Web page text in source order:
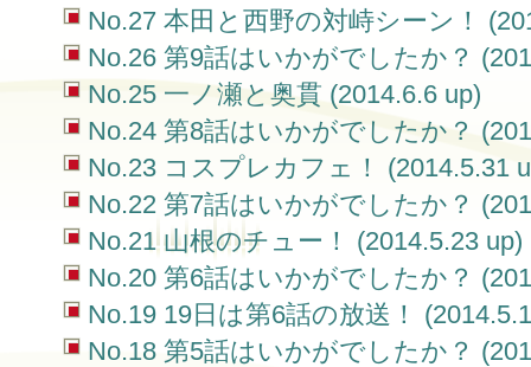
No.27 本田と西野の対峙シーン！
No.26 第9話はいかがでしたか？
No.25 一ノ瀬と奥貫 (2014.6.6 up)
No.24 第8話はいかがでしたか？
No.23 コスプレカフェ！ (2014.5.31
No.22 第7話はいかがでしたか？
No.21 山根のチュー！ (2014.5.23 up)
No.20 第6話はいかがでしたか？
No.19 19日は第6話の放送！
No.18 第5話はいかがでしたか？